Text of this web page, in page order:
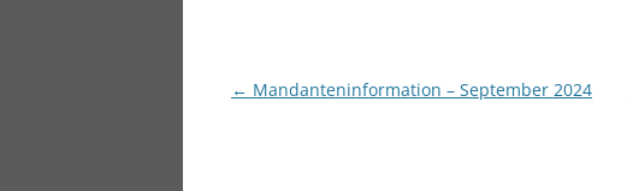
Beitragsnavigation
← Mandanteninformation – September 2024